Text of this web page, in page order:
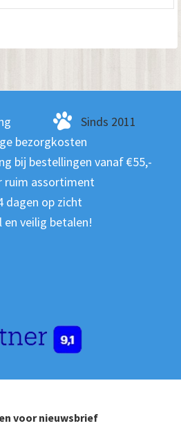
Sinds 2011
bezorgkosten
bij bestellingen vanaf €55,-
ruim assortiment
dagen op zicht
en veilig betalen!
voor nieuwsbrief